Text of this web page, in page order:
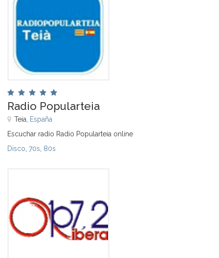
Radio Popularteia
Teia, España
Escuchar radio Radio Popularteia online
Disco 70s 80s